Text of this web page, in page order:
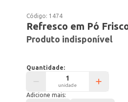
Código: 1474
Refresco em Pó
Produto indisponível
Quantidade:
unidade
Adicione mais: